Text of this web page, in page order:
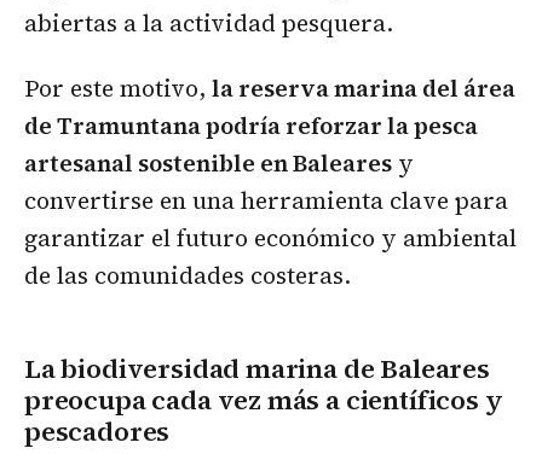
abiertas a la actividad pesquera.
Por este motivo, la reserva marina del área
de Tramuntana podría reforzar la pesca
artesanal sostenible en Baleares y
convertirse en una herramienta clave para
garantizar el futuro económico y ambiental
de las comunidades costeras.
La biodiversidad marina de Baleares
preocupa cada vez más a científicos y
pescadores